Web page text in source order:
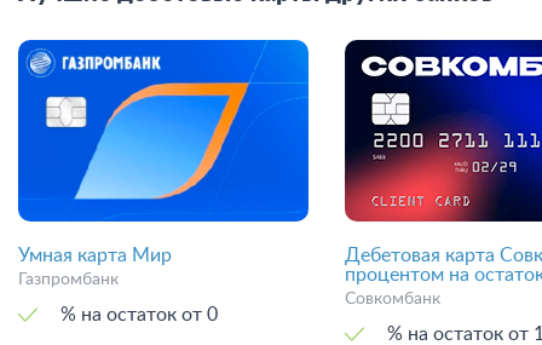
Умная карта Мир
Газпромбанк
% на остаток от 0
Дебетовая карта
процентом на
Совкомбанк
% на